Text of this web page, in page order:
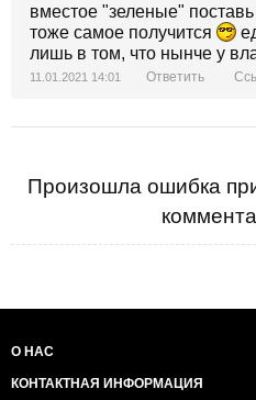
вместое "зеленые"
тоже самое получится
лишь в том, что нынче у
11.01.2021 14:01 Ответить
Произошла ошибка
О НАС
КОНТАКТНАЯ ИНФОРМАЦИЯ